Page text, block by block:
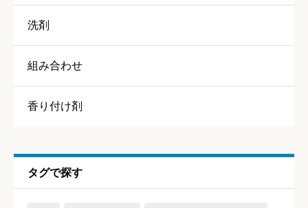
香り
星の数をお選びください

洗剤
組み合わせ
香り付け剤
タグで探す